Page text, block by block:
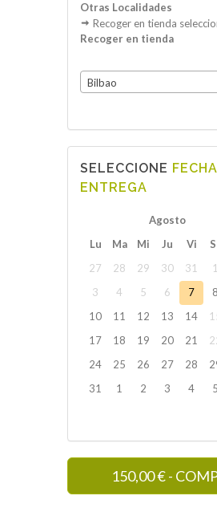
Otras Localidades
Recoger en tienda
Recoger en tienda
Bilbao
SELECCIONE
ENTREGA
Agosto
Lu
Ma Mi Ju Vi
27
28 29 30 31 1
3
4 5 6 7 8
10
11 12 13 14
17
18 19 20 21
24
25 26 27 28
31
1 2 3 4 5
150,00€-